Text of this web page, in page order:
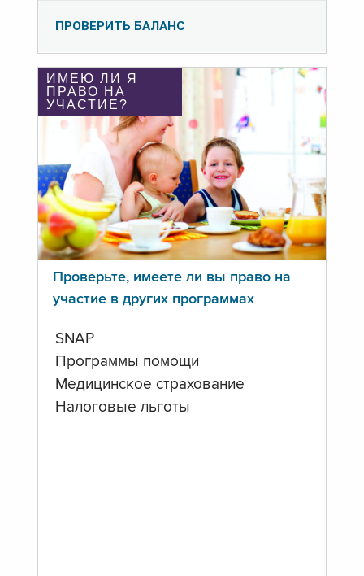
ПРОВЕРИТЬ БАЛАНС
ИМЕЮ ЛИ Я
ПРАВО НА
УЧАСТИЕ?
Проверьте, имеете ли вы право на
участие в других программах
SNAP
Программы помощи
Медицинское страхование
Налоговые льготы